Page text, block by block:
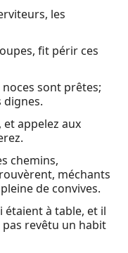
les
fit périr ces
sont prêtes;
dignes.
appelez aux
chemins,
méchants
de convives.
étaient à table, et il
revêtu un habit